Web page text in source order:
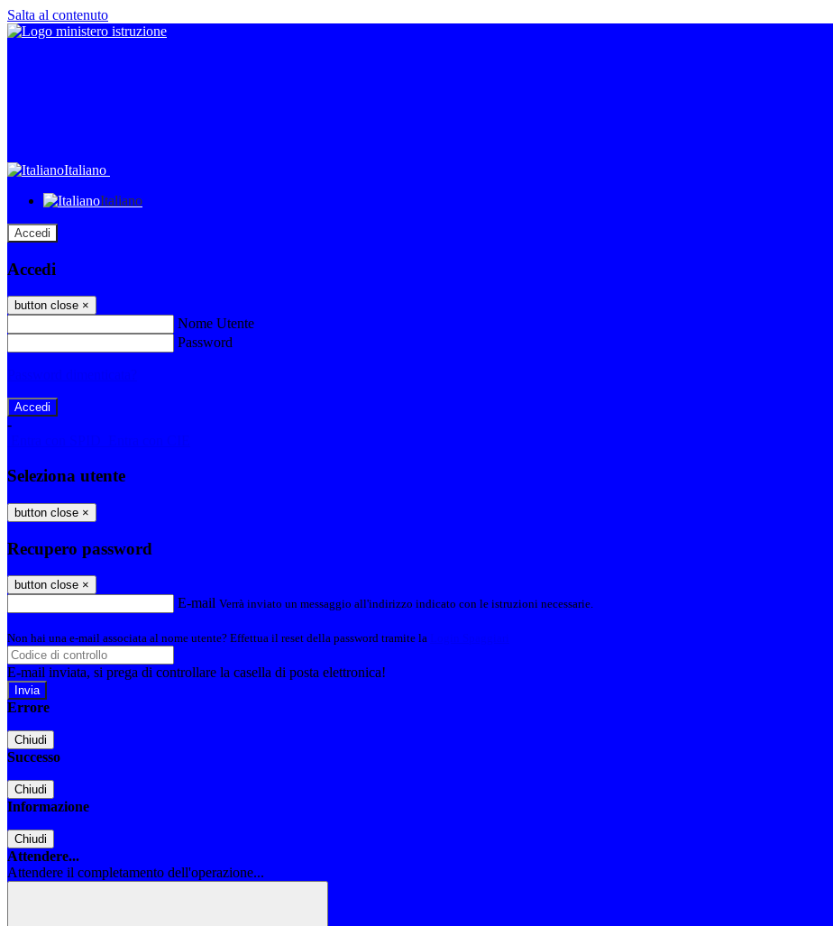
Salta al contenuto
Italiano
Italiano
Accedi
Accedi
button close ×
Nome Utente
Password
-
Seleziona utente
button close ×
Recupero password
button close ×
E-mail Verrà inviato un messaggio all'indirizzo indicato con le istruzioni necessarie.
Non hai una e-mail associata al nome utente? Effettua il reset della password tramite la
E-mail inviata, si prega di controllare la casella di posta elettronica!
Errore
Chiudi
Successo
Chiudi
Informazione
Chiudi
Attendere...
Attendere il completamento dell'operazione...